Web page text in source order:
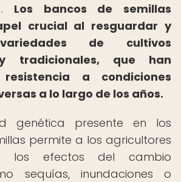
Los bancos de semillas
crucial al resguardar y
de cultivos
tradicionales, que han
resistencia a condiciones
a lo largo de los años.
genética presente en los
permite a los agricultores
los efectos del cambio
sequías, inundaciones o